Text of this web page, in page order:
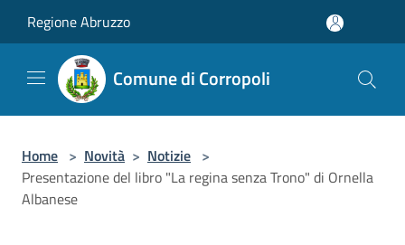
Regione Abruzzo
Comune di Corropoli
Home > Novità > Notizie >
Presentazione del libro "La regina senza Trono" di Ornella
Albanese